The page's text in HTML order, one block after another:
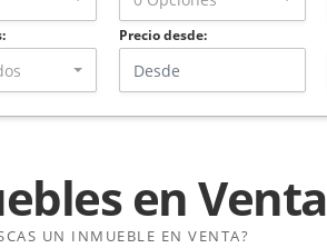
Precio desde:
enVenta
UN INMUEBLE EN VENTA?